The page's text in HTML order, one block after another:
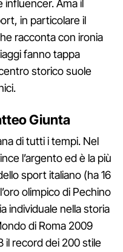
Ama il
in particolare il
racconta con ironia
fanno tappa
storico suole
Giunta
di tutti i tempi. Nel
l’argento ed è la più
sport italiano (ha 16
olimpico di Pechino
individuale nella storia
di Roma 2009
il record dei 200 stile